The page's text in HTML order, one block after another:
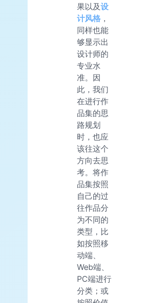
果以及设
计风格 ，
同样也能
够显示出
设计师的
专业水
准。因
此，我们
在进行作
品集的思
路规划
时，也应
该往这个
方向去思
考。将作
品集按照
自己的过
往作品分
为不同的
类型，比
如按照移
动端、
Web端、
PC端进行
分类；或